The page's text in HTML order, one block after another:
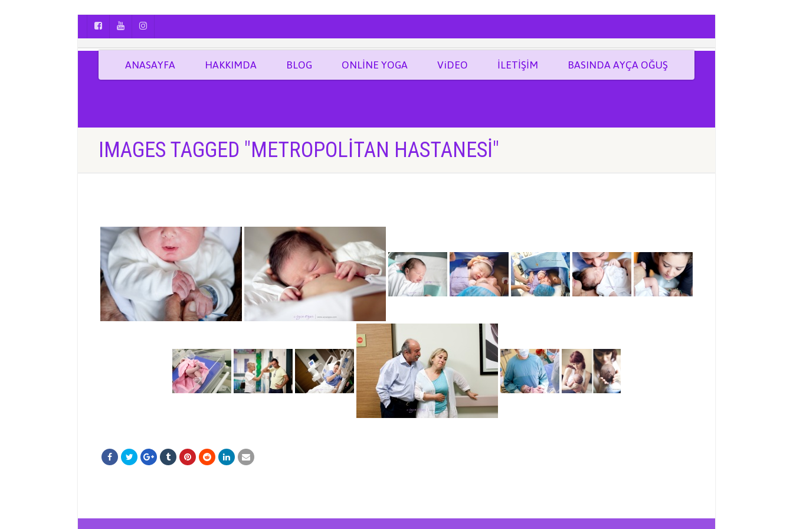
AYÇA OĞUŞ || YOGA | BOZCAADA | FOTOĞRAF
ANASAYFA HAKKIMDA BLOG ONLİNE YOGA ViDEO İLETİŞİM BASINDA AYÇA OĞUŞ
IMAGES TAGGED "METROPOLITAN HASTANESI"